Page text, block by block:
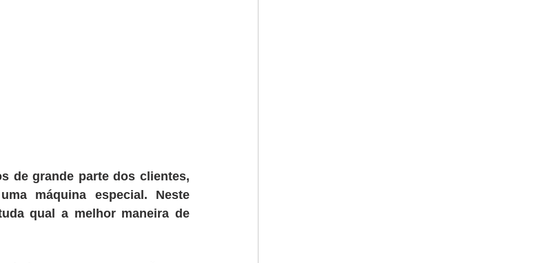
de grande parte dos clientes,
máquina especial. Neste
qual a melhor maneira de